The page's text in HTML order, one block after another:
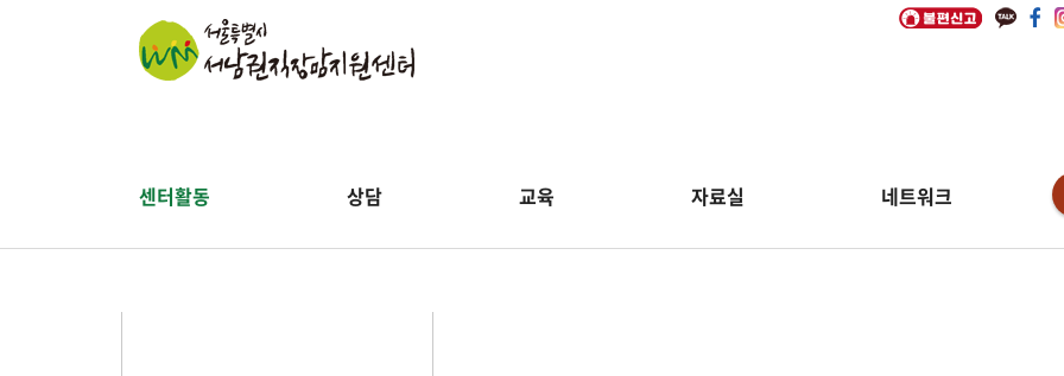
센터활동 상담 교육 자료실 네트워크